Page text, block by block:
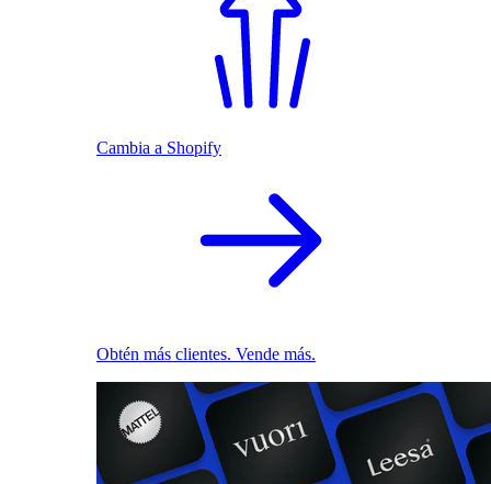
Cambia a Shopify
Obtén más clientes. Vende más.